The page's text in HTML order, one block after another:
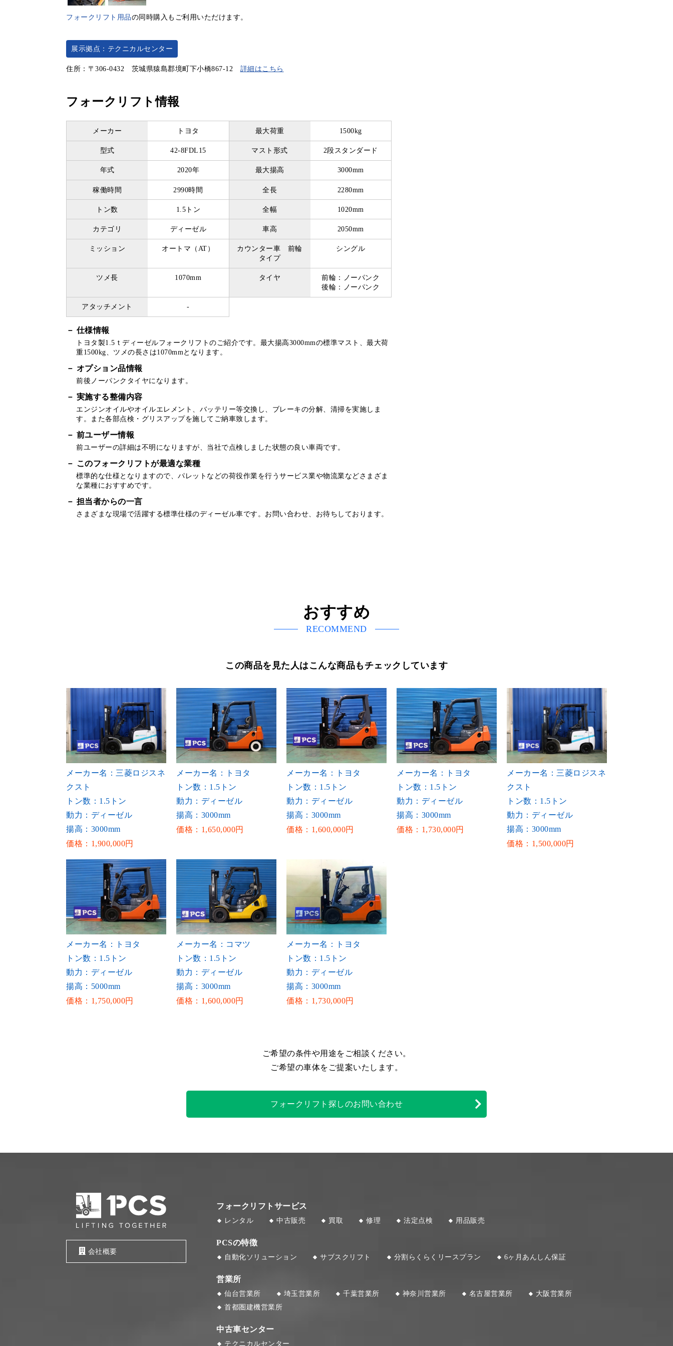
フォークリフト用品の同時購入もご利用いただけます。
展示拠点：テクニカルセンター
住所：〒306-0432 茨城県猿島郡境町下小橋867-12 詳細はこちら
フォークリフト情報
メーカー トヨタ 最大荷重 1500kg
型式 42-8FDL15 マスト形式 2段スタンダード
年式 2020年 最大揚高 3000mm
稼働時間 2990時間 全長 2280mm
トン数 1.5トン 全幅 1020mm
カテゴリ ディーゼル 車高 2050mm
ミッション オートマ（AT）
カウンター車 前輪
タイプ
シングル
ツメ長 1070mm タイヤ
前輪：ノーパンク
後輪：ノーパンク
アタッチメント -
仕様情報
トヨタ製1.5ｔディーゼルフォークリフトのご紹介です。最大揚高3000mmの標準マスト、最大荷
重1500kg、ツメの長さは1070mmとなります。
オプション品情報
前後ノーパンクタイヤになります。
実施する整備内容
エンジンオイルやオイルエレメント、バッテリー等交換し、ブレーキの分解、清掃を実施しま
す。また各部点検・グリスアップを施してご納車致します。
前ユーザー情報
前ユーザーの詳細は不明になりますが、当社で点検しました状態の良い車両です。
このフォークリフトが最適な業種
標準的な仕様となりますので、パレットなどの荷役作業を行うサービス業や物流業などさまざま
な業種におすすめです。
担当者からの一言
さまざまな現場で活躍する標準仕様のディーゼル車です。お問い合わせ、お待ちしております。
おすすめ
RECOMMEND
この商品を見た人はこんな商品もチェックしています
メーカー名：三菱ロジスネ
クスト
トン数：1.5トン
動力：ディーゼル
揚高：3000mm
価格：1,900,000円
メーカー名：トヨタ
トン数：1.5トン
動力：ディーゼル
揚高：3000mm
価格：1,650,000円
メーカー名：トヨタ
トン数：1.5トン
動力：ディーゼル
揚高：3000mm
価格：1,600,000円
メーカー名：トヨタ
トン数：1.5トン
動力：ディーゼル
揚高：3000mm
価格：1,730,000円
メーカー名：三菱ロジスネ
クスト
トン数：1.5トン
動力：ディーゼル
揚高：3000mm
価格：1,500,000円
メーカー名：トヨタ
トン数：1.5トン
動力：ディーゼル
揚高：5000mm
価格：1,750,000円
メーカー名：コマツ
トン数：1.5トン
動力：ディーゼル
揚高：3000mm
価格：1,600,000円
メーカー名：トヨタ
トン数：1.5トン
動力：ディーゼル
揚高：3000mm
価格：1,730,000円
ご希望の条件や用途をご相談ください。
ご希望の車体をご提案いたします。
フォークリフト探しのお問い合わせ
会社概要
フォークリフトサービス
レンタル 中古販売 買取 修理 法定点検 用品販売
PCSの特徴
自動化ソリューション サブスクリフト 分割らくらくリースプラン 6ヶ月あんしん保証
営業所
仙台営業所 埼玉営業所 千葉営業所 神奈川営業所 名古屋営業所
大阪営業所
首都圏建機営業所
中古車センター
テクニカルセンター